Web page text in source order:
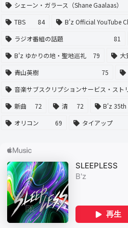
シェーン・ガラース（Shane Gaalaas）
TBS
84 B'z Official YouTube
ラジオ番組の話題
81
B'z ゆかりの地・聖地巡礼
79 大
青山英樹
75
音楽サブスクリプションサービス・スト
新曲
72 清 72 B'z 35th
オリコン
69 タイアップ